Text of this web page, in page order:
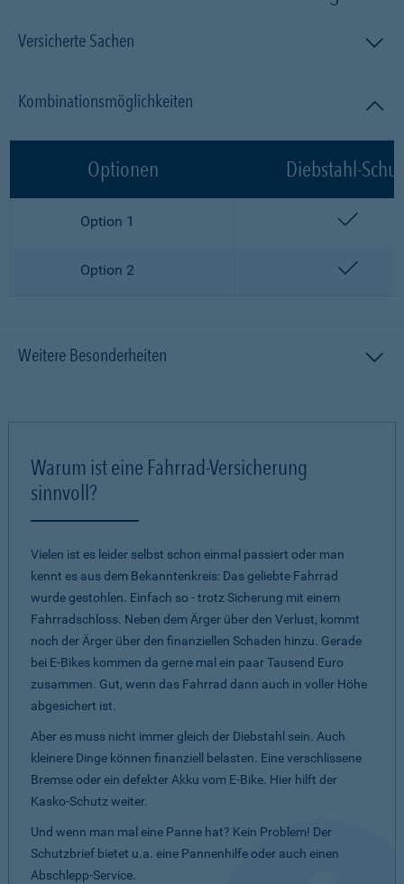
Versicherte Sachen
Kombinationsmöglichkeiten
Optionen Diebstahl-
Option 1
Option 2
Weitere Besonderheiten
Warum ist eine Fahrrad-Versicherung
sinnvoll?
Vielen ist es leider selbst schon einmal passiert oder man
kennt es aus dem Bekanntenkreis: Das geliebte Fahrrad
wurde gestohlen. Einfach so - trotz Sicherung mit einem
Fahrradschloss. Neben dem Ärger über den Verlust, kommt
noch der Ärger über den finanziellen Schaden hinzu. Gerade
bei E-Bikes kommen da gerne mal ein paar Tausend Euro
zusammen. Gut, wenn das Fahrrad dann auch in voller Höhe
abgesichert ist.
Aber es muss nicht immer gleich der Diebstahl sein. Auch
kleinere Dinge können finanziell belasten. Eine verschlissene
Bremse oder ein defekter Akku vom E-Bike. Hier hilft der
Kasko-Schutz weiter.
Und wenn man mal eine Panne hat? Kein Problem! Der
Schutzbrief bietet u.a. eine Pannenhilfe oder auch einen
Abschlepp-Service.